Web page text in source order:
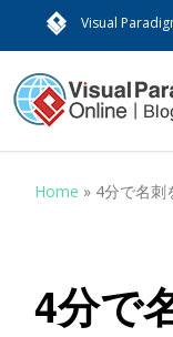
Visual
Home » 4分で名刺
4分で